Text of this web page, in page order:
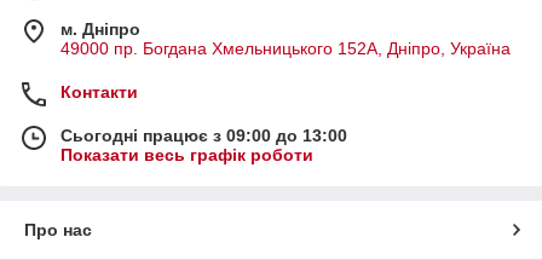
м. Дніпро
49000 пр. Богдана Хмельницького 152А, Дніпро, Україна
Контакти
Сьогодні працює з 09:00 до 13:00
Показати весь графік роботи
Про нас